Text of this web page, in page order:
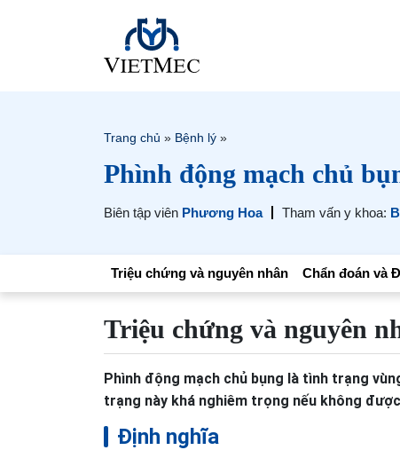
Trang chủ » Bệnh lý »
Phình động mạch chủ
Biên tập viên Phương Hoa Tham vấn y khoa:
Triệu chứng và nguyên nhân Chẩn đoán và
Triệu chứng và nguyên
Phình động mạch chủ bụng là tình trạng
trạng này khá nghiêm trọng nếu không
Định nghĩa